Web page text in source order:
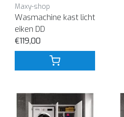
Maxy-shop
Wasmachine kast licht
eiken DD
€119,00